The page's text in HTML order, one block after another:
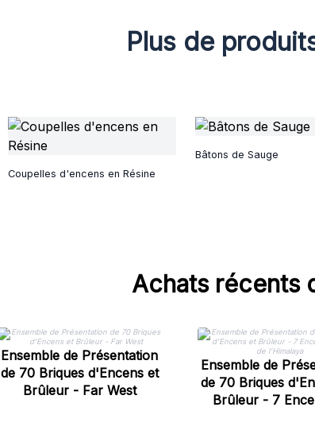
Plus de
Coupelles d'encens en Résine
Bâtons de Sauge
Achats récents
Ensemble de Présentation
de 70 Briques d'Encens et
Brûleur - Far West
Ensemble de
de 70 Briques
Brûleur - 7